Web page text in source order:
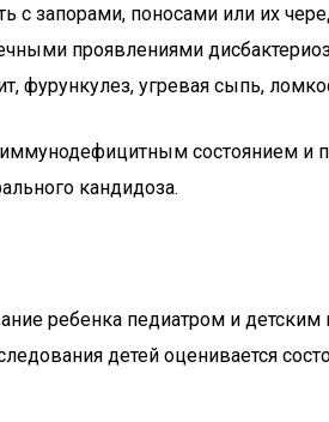
с запорами, поносами или их
проявлениями
фурункулез, угревая сыпь,
состоянием и
кандидоза.
ребенка педиатром и
детей оценивается